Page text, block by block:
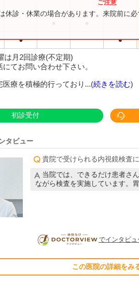
● ●
休診・休業の場合があります。来院前に必
は月2回診療(不定期)
てお問い合わせ下さい。
医療を積極的行っており...(続きを読む)
初診受付
タビュー
貴院で受けられる内視鏡検査
当院では、できるだけ患者さ
ながら検査を実施しています。
でインタビ
この医院の詳細をみ